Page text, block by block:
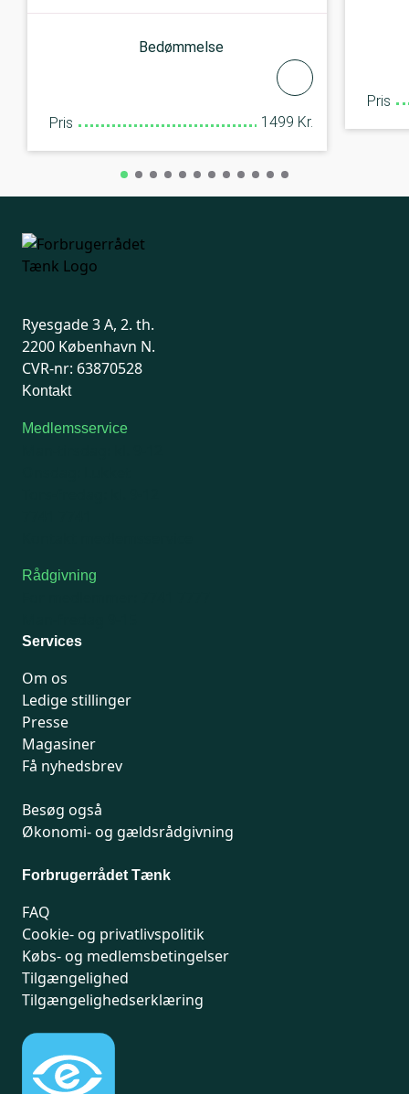
Bedømmelse
Pris 1499 Kr.
Pris
Ryesgade 3 A, 2. th.
2200 København N.
CVR-nr: 63870528
Kontakt
Medlemsservice
Rådgivning
Services
Om os
Ledige stillinger
Presse
Magasiner
Få nyhedsbrev
Besøg også
Økonomi- og gældsrådgivning
Forbrugerrådet Tænk
FAQ
Cookie- og privatlivspolitik
Købs- og medlemsbetingelser
Tilgængelighed
Tilgængelighedserklæring